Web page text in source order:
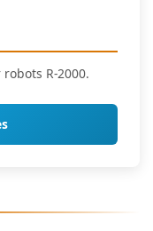
R-2000.